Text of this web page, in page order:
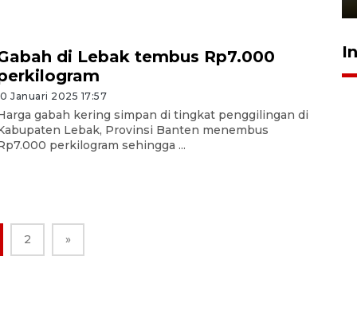
di Lebak tembus Rp7.000
Januari 2025 17:57
gabah kering simpan di tingkat penggilingan di
Lebak, Provinsi Banten menembus
perkilogram sehingga ...
2 »